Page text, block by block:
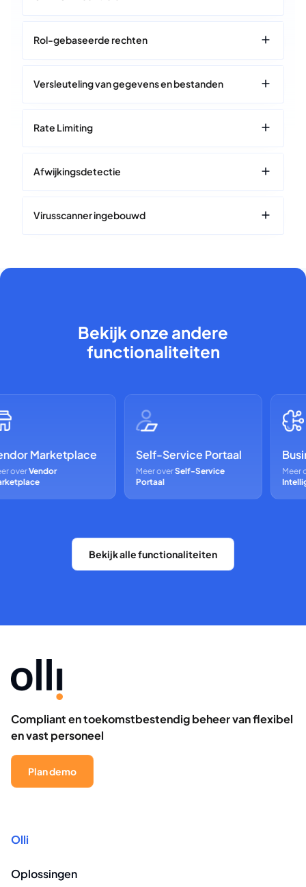
Rol-gebaseerde rechten
Versleuteling van gegevens en bestanden
Rate Limiting
Afwijkingsdetectie
Virusscanner ingebouwd
Bekijk onze andere
functionaliteiten
Marketplace
Vendor
Self-Service Portaal
Meer overSelf-Service
Portaal
Meer over
Bekijk alle functionaliteiten
Compliant en toekomstbestendig beheer van flexibel
en vast personeel
Plan demo
Olli
Oplossingen